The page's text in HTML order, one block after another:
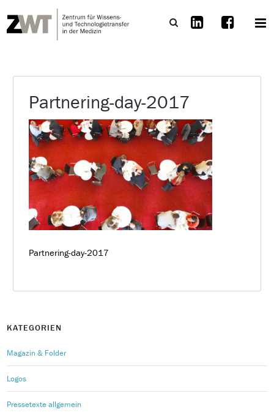
Partnering-day-2017
Partnering-day-2017
KATEGORIEN
Magazin & Folder
Logos
Pressetexte allgemein